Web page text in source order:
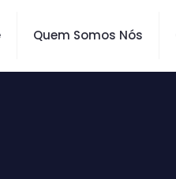
Quem Somos Nós